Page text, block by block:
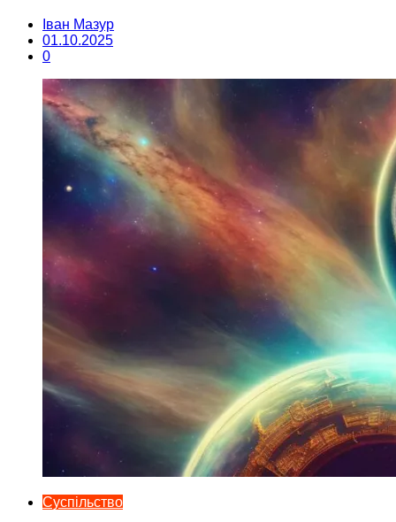
Іван Мазур
01.10.2025
0
Суспільство